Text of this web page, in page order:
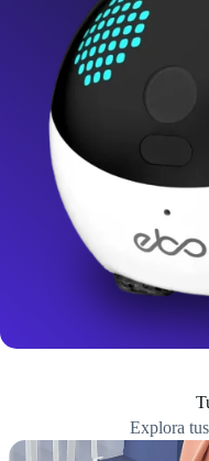
Explora